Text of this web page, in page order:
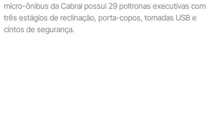
micro-ônibus da Cabral possui 29 poltronas executivas com
três estágios de reclinação, porta-copos, tomadas USB e
cintos de segurança.